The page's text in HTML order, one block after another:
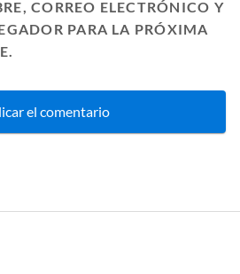
CORREO ELECTRÓNICO Y
PARA LA PRÓXIMA